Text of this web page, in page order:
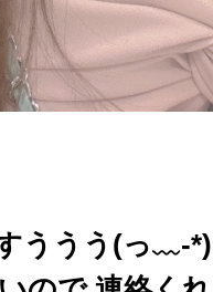
ううう(っ﹏-